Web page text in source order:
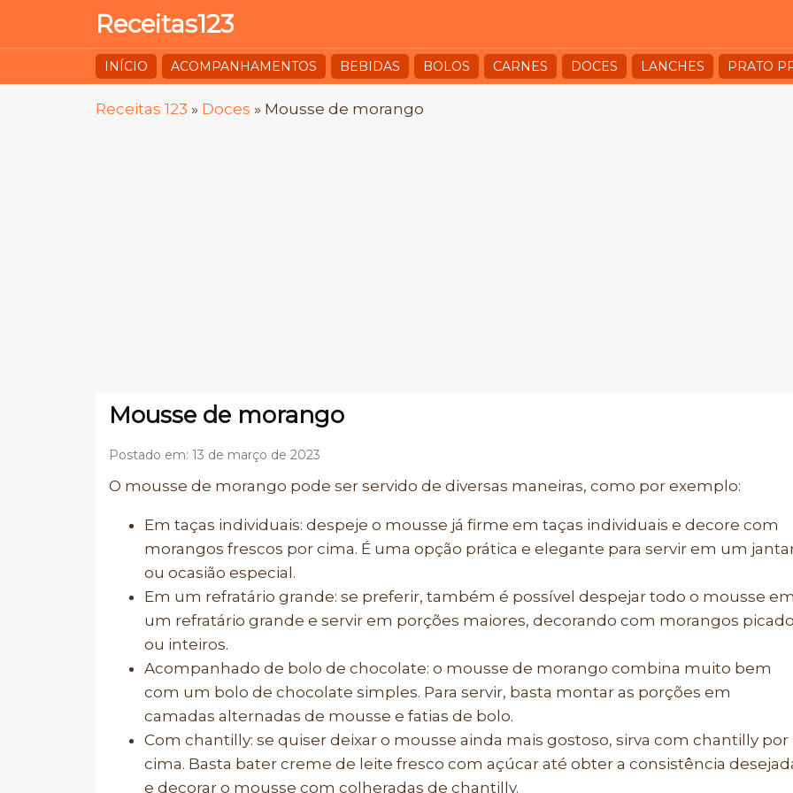
Receitas123
INÍCIO ACOMPANHAMENTOS BEBIDAS BOLOS CARNES DOCES LANCHES PRATO
Receitas 123 » Doces » Mousse de morango
Mousse de morango
Postado em: 13 de março de 2023
O mousse de morango pode ser servido de diversas maneiras, como por exemplo:
Em taças individuais: despeje o mousse já firme em taças individuais e decore com
morangos frescos por cima. É uma opção prática e elegante para servir em um
ou ocasião especial.
Em um refratário grande: se preferir, também é possível despejar todo o mousse em
um refratário grande e servir em porções maiores, decorando com morangos
ou inteiros.
Acompanhado de bolo de chocolate: o mousse de morango combina muito bem
com um bolo de chocolate simples. Para servir, basta montar as porções em
camadas alternadas de mousse e fatias de bolo.
Com chantilly: se quiser deixar o mousse ainda mais gostoso, sirva com chantilly por
cima. Basta bater creme de leite fresco com açúcar até obter a consistência
e decorar o mousse com colheradas de chantilly.